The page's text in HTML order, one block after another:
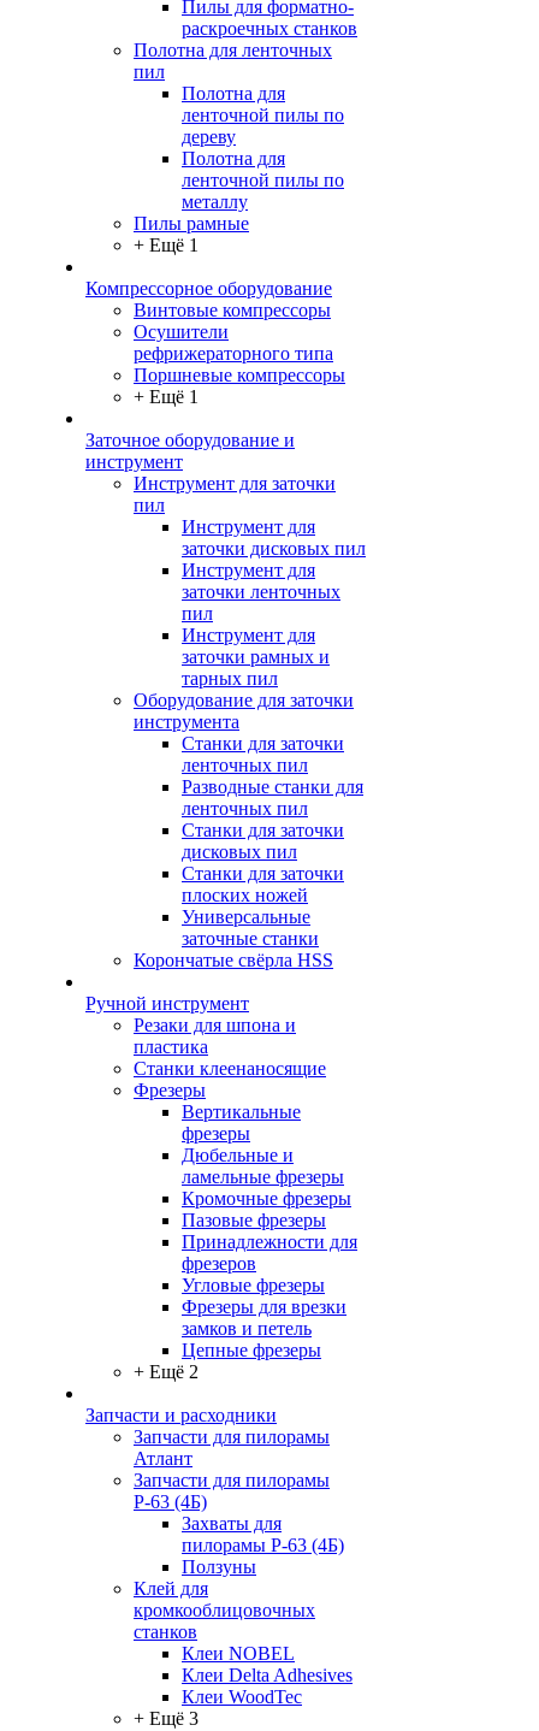
Пилы для форматно-
раскроечных станков
Полотна для ленточных
пил
Полотна для
ленточной пилы по
дереву
Полотна для
ленточной пилы по
металлу
Пилы рамные
+ Ещё 1
Компрессорное оборудование
Винтовые компрессоры
Осушители
рефрижераторного типа
Поршневые компрессоры
+ Ещё 1
Заточное оборудование и
инструмент
Инструмент для заточки
пил
Инструмент для
заточки дисковых пил
Инструмент для
заточки ленточных
пил
Инструмент для
заточки рамных и
тарных пил
Оборудование для заточки
инструмента
Станки для заточки
ленточных пил
Разводные станки для
ленточных пил
Станки для заточки
дисковых пил
Станки для заточки
плоских ножей
Универсальные
заточные станки
Корончатые свёрла HSS
Ручной инструмент
Резаки для шпона и
пластика
Станки клеенаносящие
Фрезеры
Вертикальные
фрезеры
Дюбельные и
ламельные фрезеры
Кромочные фрезеры
Пазовые фрезеры
Принадлежности для
фрезеров
Угловые фрезеры
Фрезеры для врезки
замков и петель
Цепные фрезеры
+ Ещё 2
Запчасти и расходники
Запчасти для пилорамы
Атлант
Запчасти для пилорамы
Р-63 (4Б)
Захваты для
пилорамы Р-63 (4Б)
Ползуны
Клей для
кромкооблицовочных
станков
Клеи NOBEL
Клеи Delta Adhesives
Клеи WoodTec
+ Ещё 3